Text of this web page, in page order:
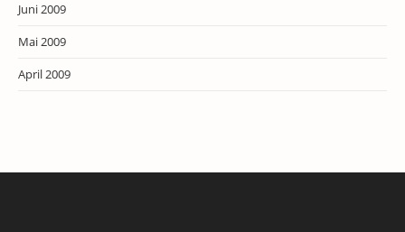
Juni 2009
Mai 2009
April 2009